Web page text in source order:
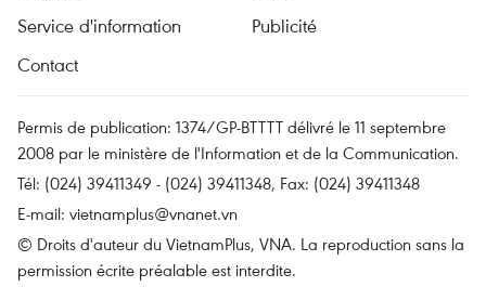
Service d'information
Publicité
Contact
Permis de publication: 1374/GP-BTTTT délivré le 11 septembre
2008 par le ministère de l'Information et de la Communication.
Tél: (024) 39411349 - (024) 39411348, Fax: (024) 39411348
E-mail: vietnamplus@vnanet.vn
© Droits d'auteur du VietnamPlus, VNA. La reproduction sans la
permission écrite préalable est interdite.